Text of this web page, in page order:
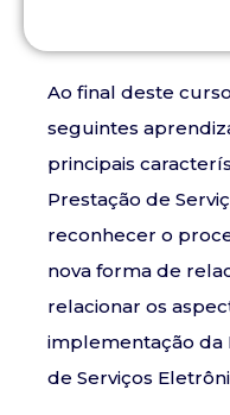
Ao final deste
seguintes
principais
Prestação de
reconhecer o
nova forma de
relacionar os
implementação da
de Serviços